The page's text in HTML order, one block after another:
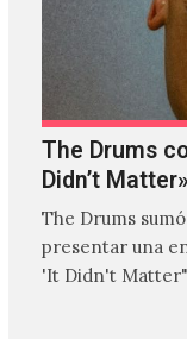
The Drums
Didn’t Matter»
The Drums
presentar una
'It Didn't